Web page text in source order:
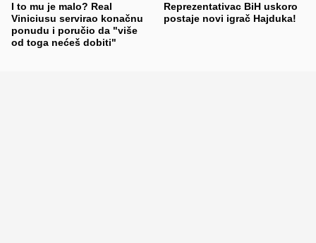
I to mu je malo? Real
Viniciusu servirao konačnu
ponudu i poručio da "više
od toga nećeš dobiti"
Reprezentativac BiH uskoro
postaje novi igrač Hajduka!